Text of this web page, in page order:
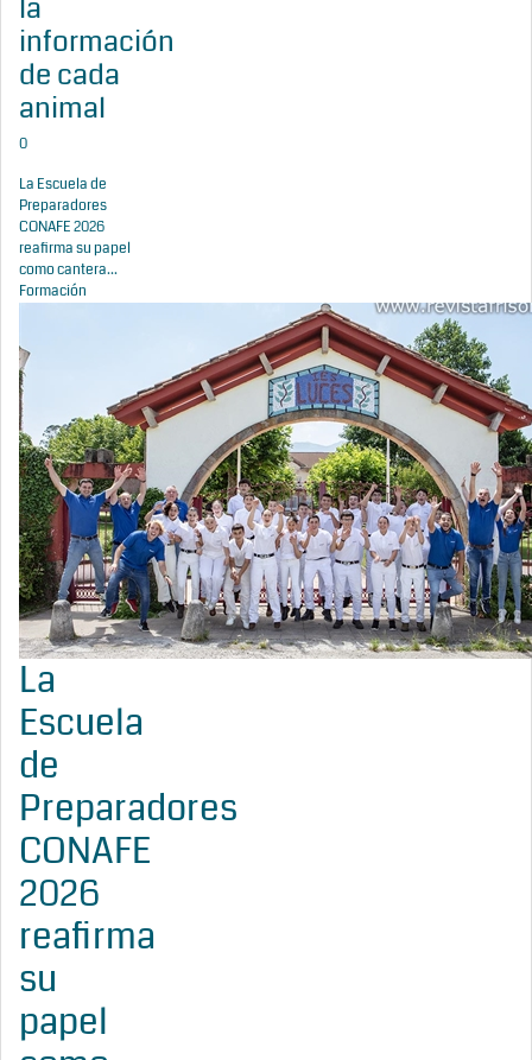
la
información
de cada
animal
0
La Escuela de
Preparadores
CONAFE 2026
reafirma su papel
como cantera...
Formación
La
Escuela
de
Preparadores
CONAFE
2026
reafirma
su
papel